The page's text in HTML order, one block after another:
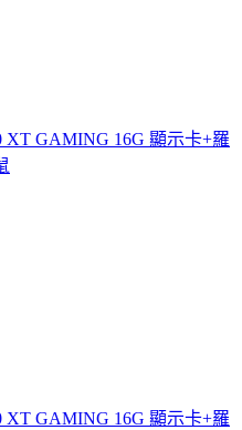
GAMING 16G 顯示卡+羅
GAMING 16G 顯示卡+羅